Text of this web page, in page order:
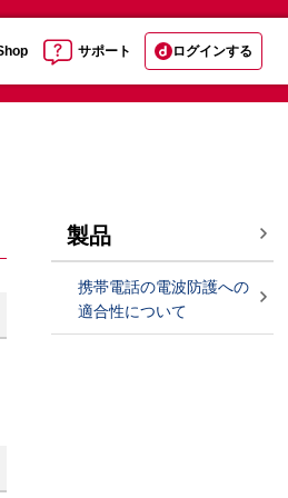
サポート ログインする
製品
携帯電話の電波防護への
適合性について